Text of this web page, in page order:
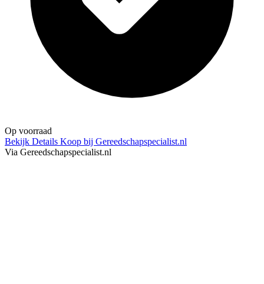
Op voorraad
Bekijk Details Koop bij Gereedschapspecialist.nl
Via Gereedschapspecialist.nl